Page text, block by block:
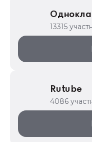
13315
Rutube
4086